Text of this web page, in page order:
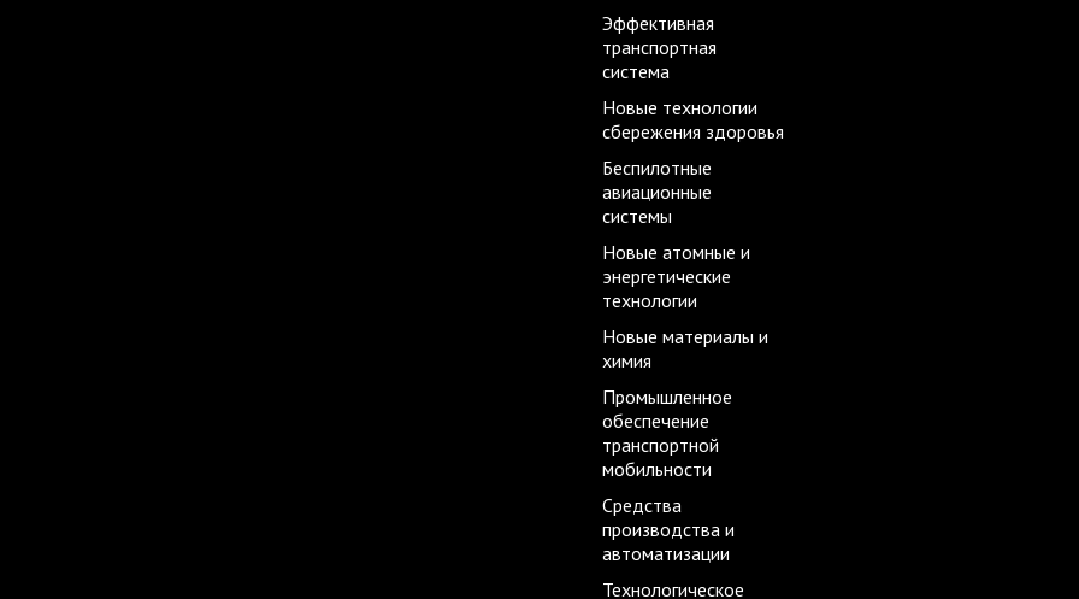
Эффективная
транспортная
система
Новые технологии
сбережения здоровья
Беспилотные
авиационные
системы
Новые атомные и
энергетические
технологии
Новые материалы и
химия
Промышленное
обеспечение
транспортной
мобильности
Средства
производства и
автоматизации
Технологическое